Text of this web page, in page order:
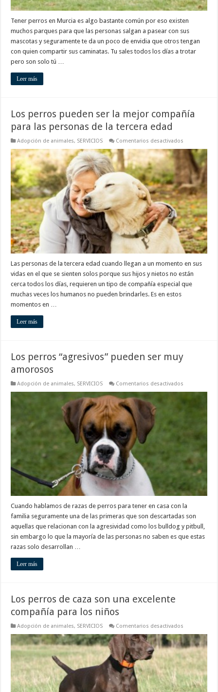
Tener perros en Murcia es algo bastante común por eso existen
muchos parques para que las personas salgan a pasear con sus
mascotas y seguramente te da un poco de envidia que otros tengan
con quien compartir sus caminatas. Tu sales todos los días a trotar
pero son solo tú …
Leer más
Los perros pueden ser la mejor compañía
para las personas de la tercera edad
Adopción de animales, SERVICIOS Comentarios desactivados
perros
pueden
la
mejor
compañía
para
las
personas
de
la
tercera
edad
Las personas de la tercera edad cuando llegan a un momento en sus
vidas en el que se sienten solos porque sus hijos y nietos no están
cerca todos los días, requieren un tipo de compañía especial que
muchas veces los humanos no pueden brindarles. Es en estos
momentos en …
Leer más
Los perros “agresivos” pueden ser muy
amorosos
Adopción de animales, SERVICIOS Comentarios desactivados
perros
Cuando hablamos de razas de perros para tener en casa con la
familia seguramente una de las primeras que son descartadas son
aquellas que relacionan con la agresividad como los bulldog y pitbull,
sin embargo lo que la mayoría de las personas no saben es que estas
razas solo desarrollan …
Leer más
Los perros de caza son una excelente
compañía para los niños
Adopción de animales, SERVICIOS Comentarios desactivados
perros
de
caza
son
una
excelente
compañía
para
los